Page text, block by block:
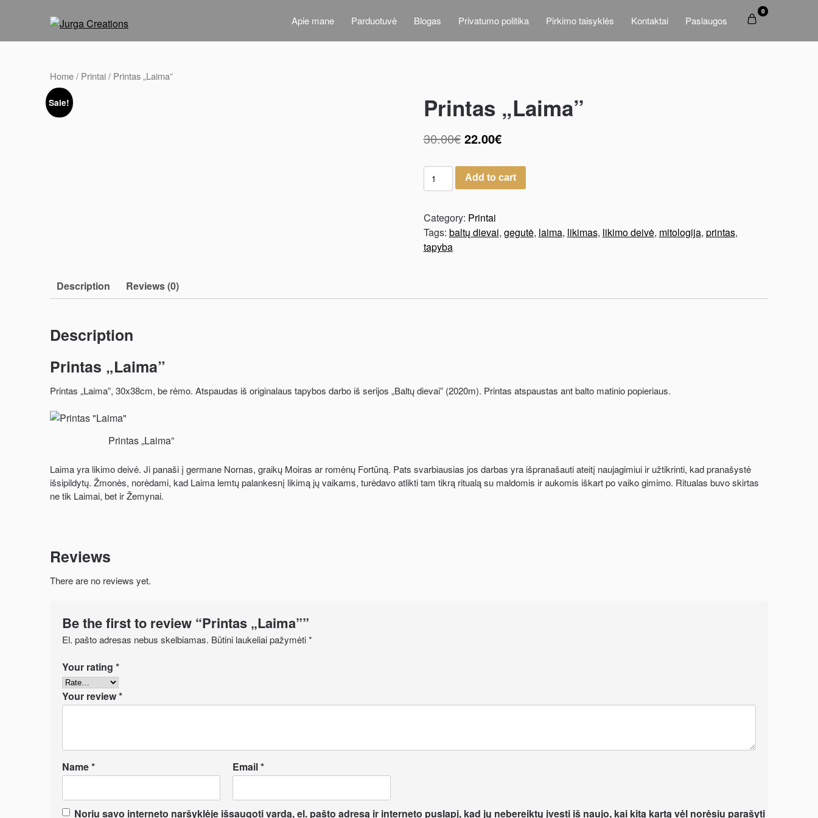
Apie mane Parduotuvė Blogas Privatumo politika Pirkimo taisyklės Kontaktai Paslaugos
0
Home/ Printai/ Printas „Laima”
Sale! Printas „Laima”
30.00€ 22.00€
Add to cart
Category: Printai
Tags: baltų dievai, gegutė, laima, likimas, likimo deivė, mitologija, printas,
tapyba
Description Reviews (0)
Description
Printas „Laima”
Printas „Laima”, 30x38cm, be rėmo. Atspaudas iš originalaus tapybos darbo iš serijos „Baltų dievai” (2020m). Printas atspaustas ant balto matinio popieriaus.
Printas „Laima”
Laima yra likimo deivė. Ji panaši į germane Nornas, graikų Moiras ar romėnų Fortūną. Pats svarbiausias jos darbas yra išpranašauti ateitį naujagimiui ir užtikrinti, kad pranašystė
išsipildytų. Žmonės, norėdami, kad Laima lemtų palankesnį likimą jų vaikams, turėdavo atlikti tam tikrą ritualą su maldomis ir aukomis iškart po vaiko gimimo. Ritualas buvo skirtas
ne tik Laimai, bet ir Žemynai.
Reviews
There are no reviews yet.
Be the first to review “Printas „Laima””
El. pašto adresas nebus skelbiamas. Būtini laukeliai pažymėti*
Your rating *
Your review*
Name* Email*
Noriu savo interneto naršyklėje išsaugoti vardą, el. pašto adresą ir interneto puslapį, kad jų nebereiktų įvesti iš naujo, kai kitą kartą vėl norėsiu parašyti